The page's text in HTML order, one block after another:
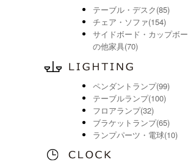
テーブル・デスク(85)
チェア・ソファ(154)
サイドボード・カップボ
の他家具(70)
ペンダントランプ(99)
テーブルランプ(100)
フロアランプ(32)
ブラケットランプ(65)
ランプパーツ・電球(10)